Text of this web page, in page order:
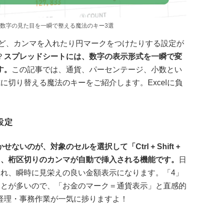
字の見た目を一瞬で整える魔法のキー3選
、カンマを入れたり円マークをつけたりする設定が
スプレッドシートには、数字の表示形式を一瞬で変
この記事では、通貨、パーセンテージ、小数とい
切り替える魔法のキーをご紹介します。Excelに負
定
ないのが、対象のセルを選択して「Ctrl + Shift +
桁区切りのカンマが自動で挿入される機能です。
日
、瞬時に見栄えの良い金額表示になります。「4」
が多いので、「お金のマーク＝通貨表示」と直感的
・事務作業が一気に捗りますよ！